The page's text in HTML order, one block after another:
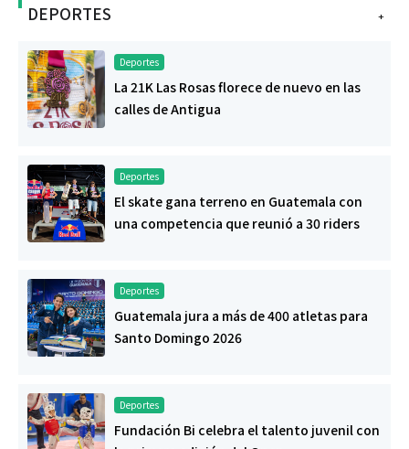
+
DEPORTES
Deportes
La 21K Las Rosas florece de nuevo en las
calles de Antigua
Deportes
El skate gana terreno en Guatemala con
una competencia que reunió a 30 riders
Deportes
Guatemala jura a más de 400 atletas para
Santo Domingo 2026
Deportes
Fundación Bi celebra el talento juvenil con